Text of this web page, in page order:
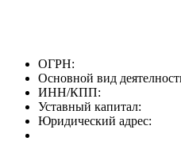
ОГРН:
Основной вид
ИНН/КПП:
Уставный капитал:
Юридический адрес: